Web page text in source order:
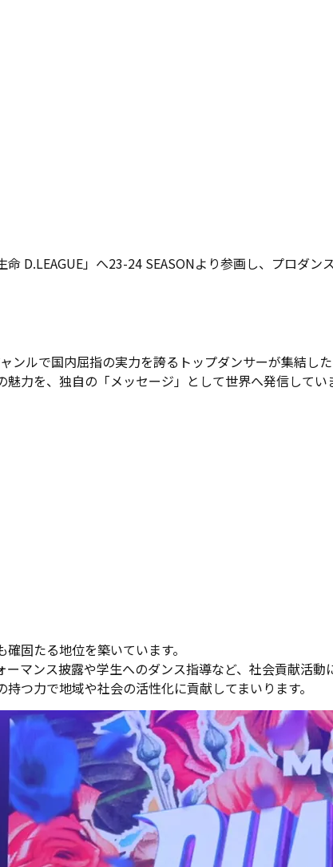
D.LEAGUE」へ23-24 SEASONより参画し、プロダン
ンルで国内屈指の実力を誇るトップダンサーが集結
力を、独自の「メッセージ」として世界へ発信してい
固たる地位を築いています。
マンス披露や学生へのダンス指導など、社会貢献活動
つ力で地域や社会の活性化に貢献してまいります。